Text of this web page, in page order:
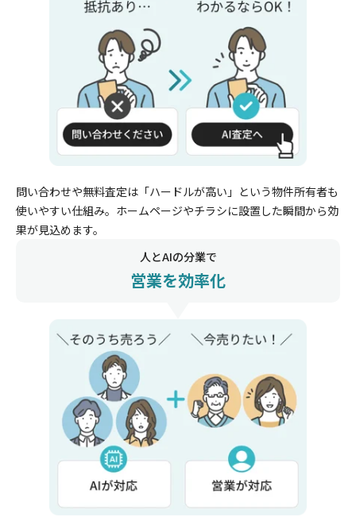
問い合わせや無料査定は「ハードルが高い」という物件所有者も
使いやすい仕組み。ホームページやチラシに設置した瞬間から効
果が見込めます。
人とAIの分業で
営業を効率化